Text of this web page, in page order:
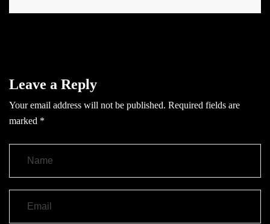
Leave a Reply
Your email address will not be published. Required fields are
marked *